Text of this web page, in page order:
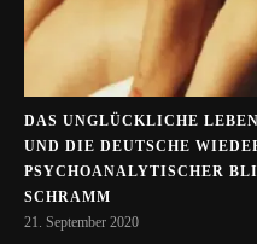
DAS UNGLÜCKLICHE
UND DIE DEUTSCHE
PSYCHOANALYTISCHER
SCHRAMM
21. September 2020